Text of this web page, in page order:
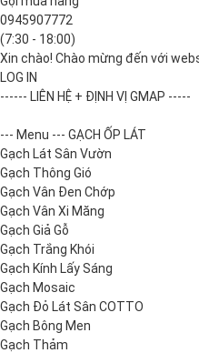
0945907772
(7:30 - 18:00)
Xin chào! Chào mừng đến với
LOG IN
------ LIÊN HỆ + ĐỊNH VỊ GMAP -----
--- Menu --- GẠCH ỐP LÁT
Gạch Lát Sân Vườn
Gạch Thông Gió
Gạch Vân Đen Chớp
Gạch Vân Xi Măng
Gạch Giả Gỗ
Gạch Trắng Khói
Gạch Kính Lấy Sáng
Gạch Mosaic
Gạch Đỏ Lát Sân COTTO
Gạch Bông Men
Gạch Thảm